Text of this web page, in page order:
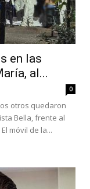
en las
al...
0
otros quedaron
Bella, frente al
móvil de la...